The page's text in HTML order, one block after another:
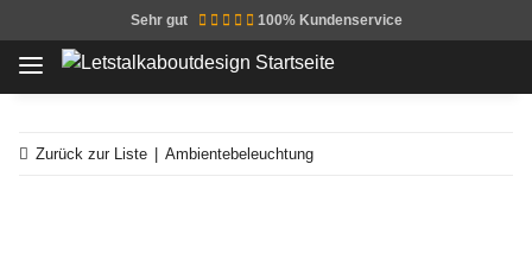
Sehr gut 100% Kundenservice
Zurück zur Liste Ambientebeleuchtung